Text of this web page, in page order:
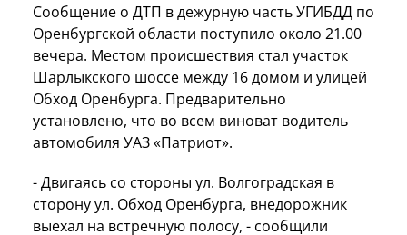
Сообщение о ДТП в дежурную часть УГИБДД по
Оренбургской области поступило около 21.00
вечера. Местом происшествия стал участок
Шарлыкского шоссе между 16 домом и улицей
Обход Оренбурга. Предварительно
установлено, что во всем виноват водитель
автомобиля УАЗ «Патриот».
- Двигаясь со стороны ул. Волгоградская в
сторону ул. Обход Оренбурга, внедорожник
выехал на встречную полосу, - сообщили